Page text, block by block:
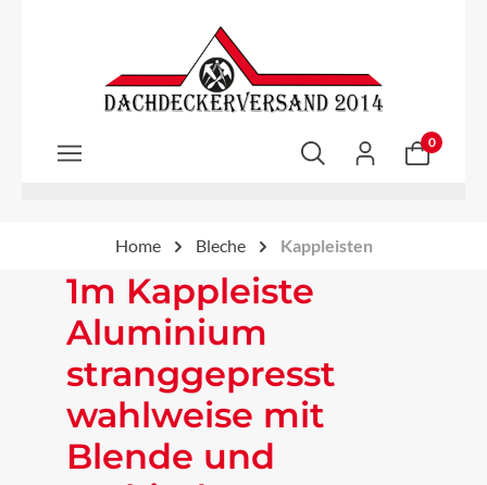
Zum Hauptinhalt springen
0
Home Bleche Kappleisten
1m Kappleiste
Aluminium
stranggepresst
wahlweise mit
Blende und